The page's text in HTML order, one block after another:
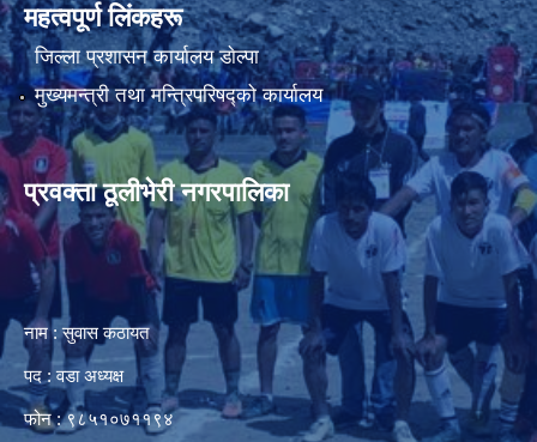
महत्वपूर्ण लिंकहरू
जिल्ला प्रशासन कार्यालय डाेल्पा
मुख्यमन्त्री तथा मन्त्रिपरिषद्को कार्यालय
प्रवक्ता ठूलीभेरी नगरपालिका
नाम : सुवास कठायत
पद : वडा अध्यक्ष
फोन : ९८५१०७११९४